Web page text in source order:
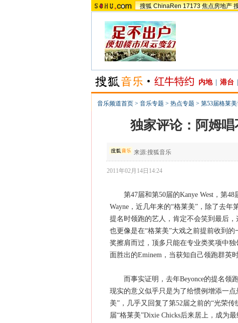
搜狐 ChinaRen 17173 焦点房地产
内地 港台
音乐频道首页 > 音乐专题 > 热点专题 > 第53届格莱
独家评论：阿姆
来源:搜狐音乐
2011年02月14日14:24
第47届和第50届的Kanye West，第48
Wayne，近几年来的“格莱美”，除了去
提名时领跑的艺人，肯定不会笑到最后
也更像是在“格莱美”大戏之前提前收到
奖擦肩而过，顶多只能在专业类奖项中
面胜出的Eminem，当获知自己领跑群英
而事实证明，去年Beyonce的提名领跑
现实的意义似乎只是为了给惯例增添一
美”，几乎又回复了第52届之前的“光荣
届“格莱美”Dixie Chicks后来居上，成为